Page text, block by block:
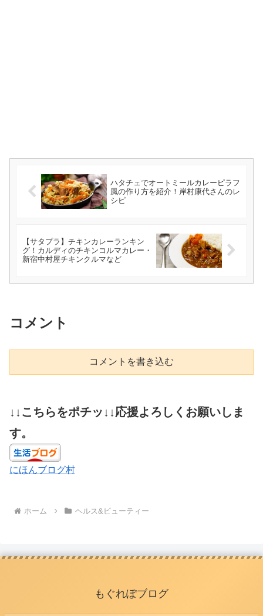
ハタチェでオートミールカレーピラフ
風の作り方を紹介！岸村康代さんのレ
シピ
【サタプラ】チキンカレーランキン
グ！カルディのチキンコルマカレー・
新宿中村屋チキンクルマなど
コメント
コメントを書き込む
↓↓こちらをポチッ↓↓応援よろしくお願いしま
す。
にほんブログ村
ホーム ヘルス&ビューティー
もぐれぽブログ